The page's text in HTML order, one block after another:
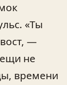
«Ты
—
не
времени